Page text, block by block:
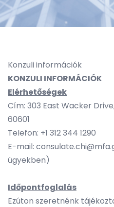
Konzuli információk
KONZULI INFORMÁCIÓK
Elérhetőségek
Cím: 303 East Wacker
60601
Telefon: +1 312 344 1290
E-mail:
ügyekben)
Időpontfoglalás
Ezúton szeretnénk